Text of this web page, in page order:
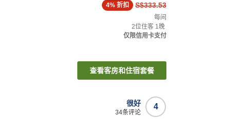
S$333.53
4% 折扣
每间
2位住客 1晚
仅限信用卡支付
查看客房和住宿套餐
4
很好
34条评论